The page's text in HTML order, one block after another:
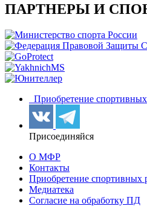
ПАРТНЕРЫ И
Приобретение
Присоединяйся
О МФР
Контакты
Приобретение спортивных
Медиатека
Согласие на обработку ПД